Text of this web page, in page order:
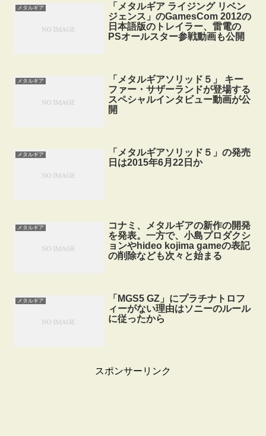
メタルギア
「メタルギア ライジング リベン
ジェンス」のGamesCom 2012の
日本語版のトレイラー、雷電の
PSオールスター参戦動画も公開
メタルギア
「メタルギアソリッド５」 キー
ファー・サザーランドが登場する
スペシャルインタビュー動画が公
開
メタルギア
「メタルギアソリッド５」の発売
日は2015年6月22日か
メタルギア
コナミ、メタルギアの新作の開発
を発表。一方で、小島プロダクシ
ョンやhideo kojima gameの表記
の削除なども次々と始まる
メタルギア
「MGS5 GZ」にプラチナトロフ
ィーがない理由はソニーのルール
に従ったから
スポンサーリンク